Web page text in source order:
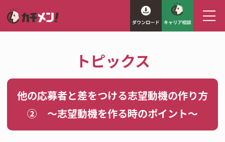
トピックス
他の応募者と差をつける志望動機の作り方
② 〜志望動機を作る時のポイント～